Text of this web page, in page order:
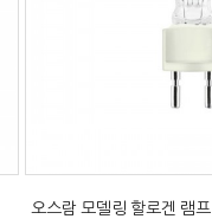
오스람 모델링 할로겐 램